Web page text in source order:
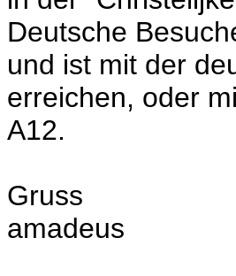
Deutsche
und ist mit der
erreichen, oder
A12.
Gruss
amadeus